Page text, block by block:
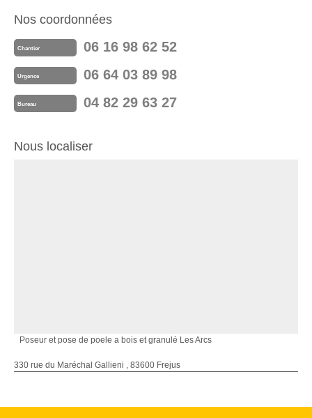
Nos coordonnées
Chantier 06 16 98 62 52
Urgence 06 64 03 89 98
Bureau 04 82 29 63 27
Nous localiser
Poseur et pose de poele a bois et granulé Les Arcs
330 rue du Maréchal Gallieni , 83600 Frejus